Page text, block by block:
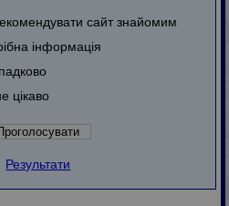
сайт знайомим
інформація
цікаво
Результати